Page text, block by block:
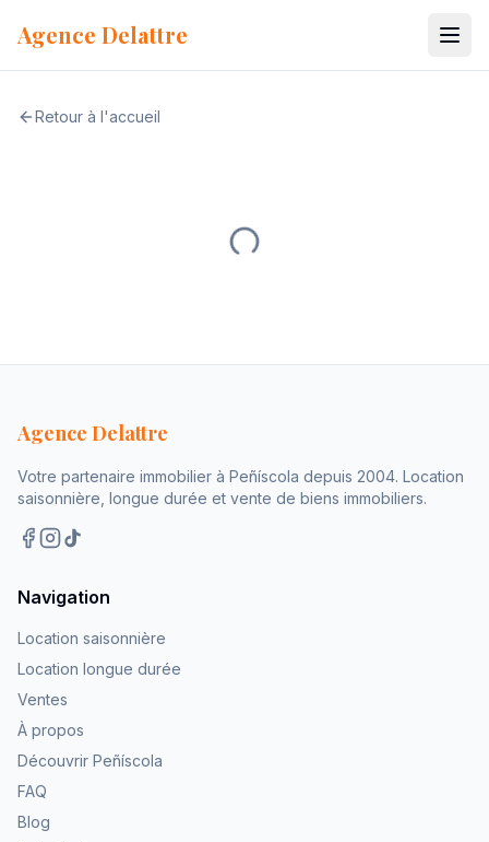
Agence Delattre
Retour à l'accueil
Agence Delattre
Votre partenaire immobilier à Peñíscola depuis 2004. Location
saisonnière, longue durée et vente de biens immobiliers.
Navigation
Location saisonnière
Location longue durée
Ventes
À propos
Découvrir Peñíscola
FAQ
Blog